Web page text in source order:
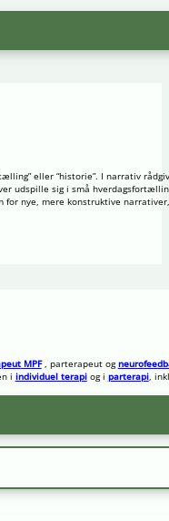
eller “historie”. I narrativ
udspille sig i små
nye, mere konstruktive
MPF, parterapeutog
i individuel terapiog i parterapi,